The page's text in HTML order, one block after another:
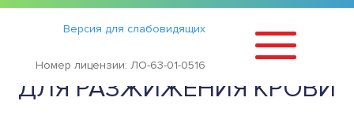
Версия для слабовидящих
Номер лицензии: ЛО-63-01-0516
Статьи ›
ЭФФЕКТИВНОЕ ЛЕКАРСТВО
ДЛЯ РАЗЖИЖЕНИЯ КРОВИ